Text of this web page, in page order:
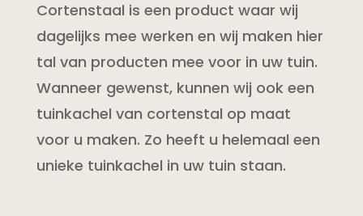
Cortenstaal is een product waar wij
dagelijks mee werken en wij maken hier
tal van producten mee voor in uw tuin.
Wanneer gewenst, kunnen wij ook een
tuinkachel van cortenstal op maat
voor u maken. Zo heeft u helemaal een
unieke tuinkachel in uw tuin staan.